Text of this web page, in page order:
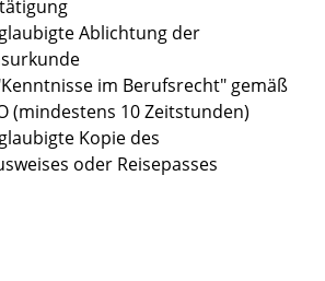
Ablichtung der
im Berufsrecht" gemäß
(mindestens 10 Zeitstunden)
Kopie des
oder Reisepasses